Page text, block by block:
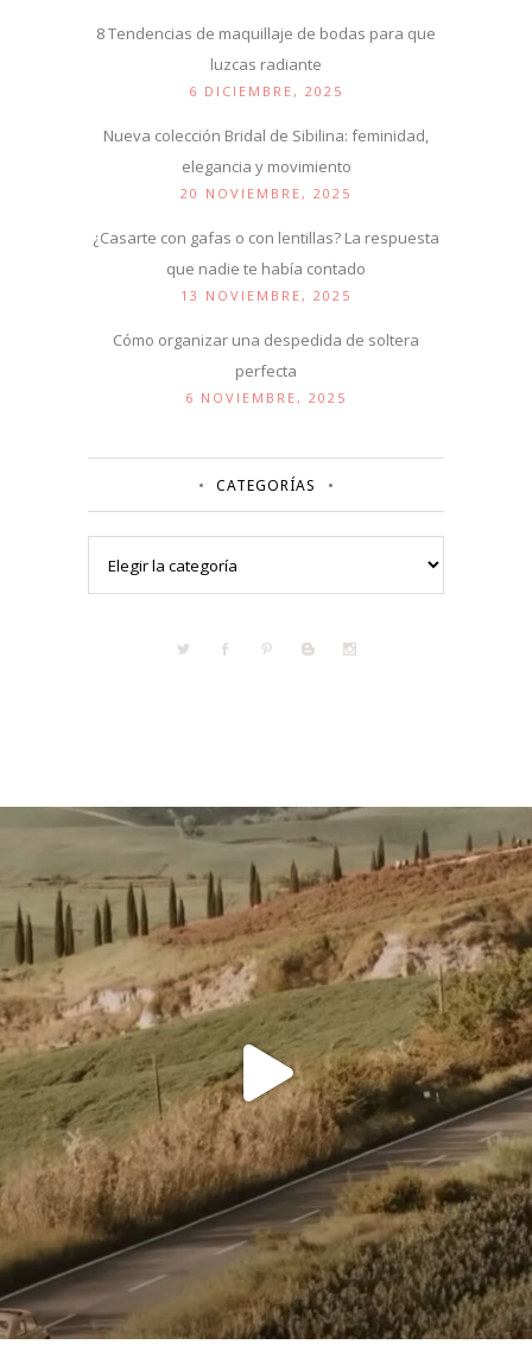
8 Tendencias de maquillaje de bodas para que
luzcas radiante
6 DICIEMBRE, 2025
Nueva colección Bridal de Sibilina: feminidad,
elegancia y movimiento
20 NOVIEMBRE, 2025
¿Casarte con gafas o con lentillas? La respuesta
que nadie te había contado
13 NOVIEMBRE, 2025
Cómo organizar una despedida de soltera
perfecta
6 NOVIEMBRE, 2025
CATEGORÍAS